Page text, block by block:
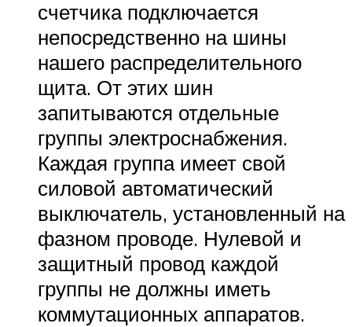
счетчика подключается
непосредственно на шины
нашего распределительного
щита. От этих шин
запитываются отдельные
группы электроснабжения.
Каждая группа имеет свой
силовой автоматический
выключатель, установленный на
фазном проводе. Нулевой и
защитный провод каждой
группы не должны иметь
коммутационных аппаратов.